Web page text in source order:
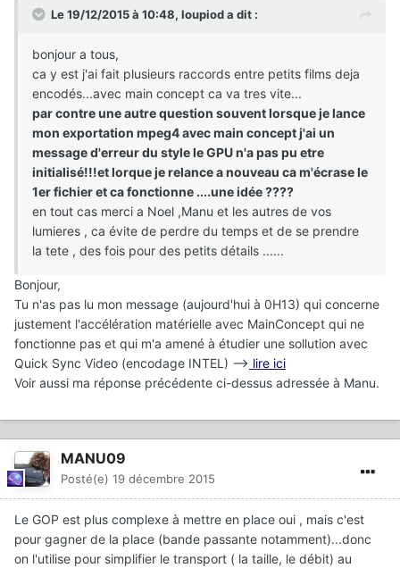
Le 19/12/2015 à 10:48, loupiod a dit :
bonjour a tous,
ca y est j'ai fait plusieurs raccords entre petits films deja
encodés...avec main concept ca va tres vite...
par contre une autre question souvent lorsque je lance
mon exportation mpeg4 avec main concept j'ai un
message d'erreur du style le GPU n'a pas pu etre
initialisé!!!et lorque je relance a nouveau ca m'écrase le
1er fichier et ca fonctionne ....une idée ????
en tout cas merci a Noel ,Manu et les autres de vos
lumieres , ca évite de perdre du temps et de se prendre
la tete , des fois pour des petits détails ......
Bonjour,
Tu n'as pas lu mon message (aujourd'hui à 0H13) qui concerne
justement l'accélération matérielle avec MainConcept qui ne
fonctionne pas et qui m'a amené à étudier une sollution avec
Quick Sync Video (encodage INTEL) --> lire ici
Voir aussi ma réponse précédente ci-dessus adressée à Manu.
MANU09
Posté(e) 19 décembre 2015
Le GOP est plus complexe à mettre en place oui , mais c'est
pour gagner de la place (bande passante notamment)...donc
on l'utilise pour simplifier le transport ( la taille, le débit) au